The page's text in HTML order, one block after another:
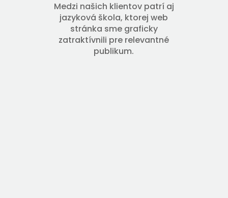
Medzi našich klientov patrí aj
jazyková škola, ktorej web
stránka sme graficky
zatraktívnili pre relevantné
publikum.